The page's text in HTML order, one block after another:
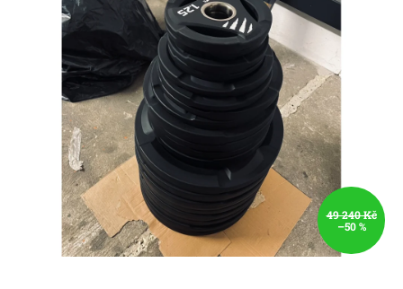
5,0
hvězdiček.
49 240 Kč
–50 %